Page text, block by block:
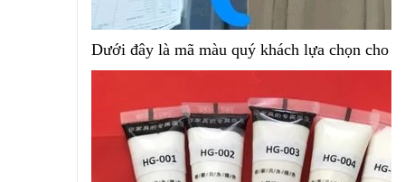
Dưới đây là mã màu quý khách lựa chọn cho